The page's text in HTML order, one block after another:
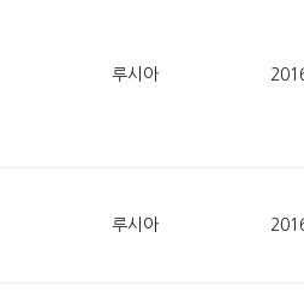
루시아
루시아